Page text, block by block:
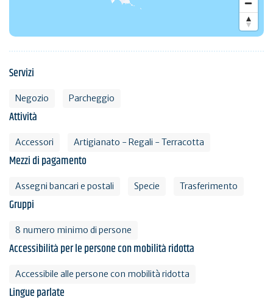
Servizi
Negozio Parcheggio
Attività
Accessori Artigianato - Regali - Terracotta
Mezzi di pagamento
Assegni bancari e postali Specie Trasferimento
Gruppi
8 numero minimo di persone
Accessibilità per le persone con mobilità ridotta
Accessibile alle persone con mobilità ridotta
Lingue parlate